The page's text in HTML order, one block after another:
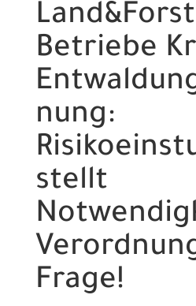
Land&Forst
Betriebe
nung:
stellt
Frage!